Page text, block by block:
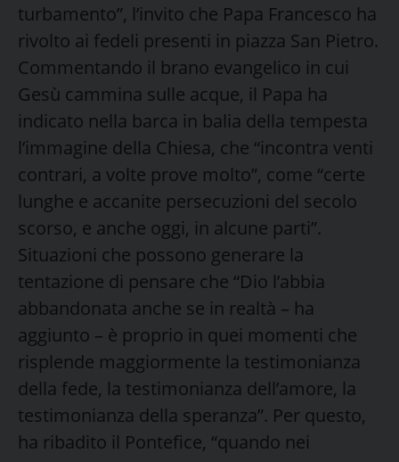
turbamento”, l’invito che Papa Francesco ha
rivolto ai fedeli presenti in piazza San Pietro.
Commentando il brano evangelico in cui
Gesù cammina sulle acque, il Papa ha
indicato nella barca in balia della tempesta
l’immagine della Chiesa, che “incontra venti
contrari, a volte prove molto”, come “certe
lunghe e accanite persecuzioni del secolo
scorso, e anche oggi, in alcune parti”.
Situazioni che possono generare la
tentazione di pensare che “Dio l’abbia
abbandonata anche se in realtà – ha
aggiunto – è proprio in quei momenti che
risplende maggiormente la testimonianza
della fede, la testimonianza dell’amore, la
testimonianza della speranza”. Per questo,
ha ribadito il Pontefice, “quando nei